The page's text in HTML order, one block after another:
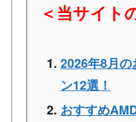
＜当サイト
2026年8月
ン12選！
おすすめ